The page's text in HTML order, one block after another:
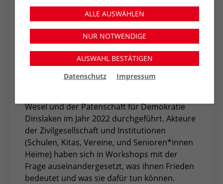
Die Dipl. Fotodesignerin Andrea Zmrzlak hat
die beteiligten Frauen und Mädchen
einfühlsam portraitiert und das Buch zur
Ausstellung gestaltet.
Der zweite Teil der Ausstellung, das
Friedenstauben‘, wurde vom Friedensdorf
International in Kooperation mit dem
Wesel und der Patenschaft für Demokratie
Dinslaken im Jahr 2022 durchgeführt. Akteure
der Zivilgesellschaft und Institutionen
(Schulen, Kitas, Vereine, und Senioren*innen
Heime) haben sich in Workshops mit der
Frage auseinandergesetzt, was ihnen Frieden
bedeutet und was sie dafür tun können.
ALLE AUSWÄHLEN
NUR NOTWENDIGE
AUSWAHL BESTÄTIGEN
Datenschutz
Impressum